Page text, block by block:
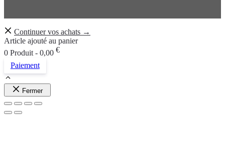
Continuer vos achats →
Article ajouté au panier
0 Produit - 0,00 €
Paiement
Fermer